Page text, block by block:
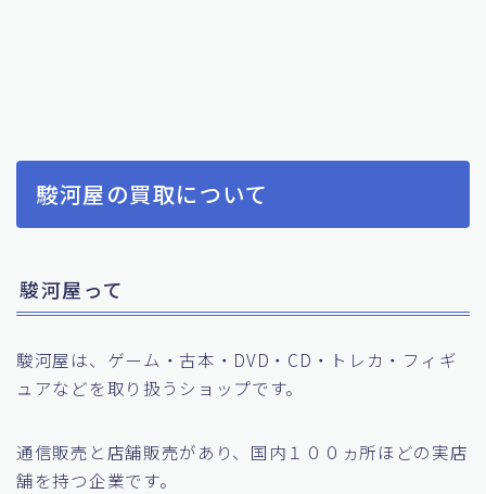
駿河屋の買取について
駿河屋って
駿河屋は、ゲーム・古本・DVD・CD・トレカ・フィギ
ュアなどを取り扱うショップです。
通信販売と店舗販売があり、国内１００ヵ所ほどの実店
舗を持つ企業です。